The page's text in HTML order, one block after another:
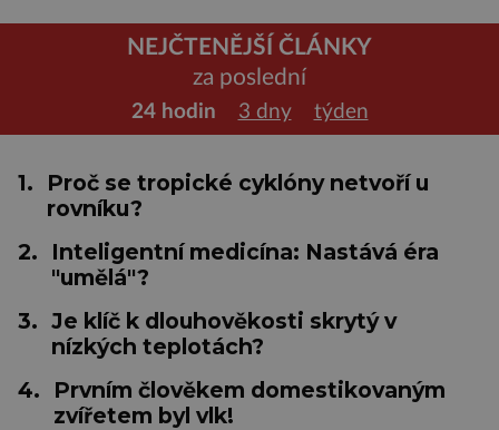
NEJČTENĚJŠÍ ČLÁNKY
za poslední
24 hodin 3 dny týden
1.
Proč se tropické cyklóny netvoří u
rovníku?
2.
Inteligentní medicína: Nastává éra
"umělá"?
3. Je klíč k dlouhověkosti skrytý v
nízkých teplotách?
4.
Prvním člověkem domestikovaným
zvířetem byl vlk!